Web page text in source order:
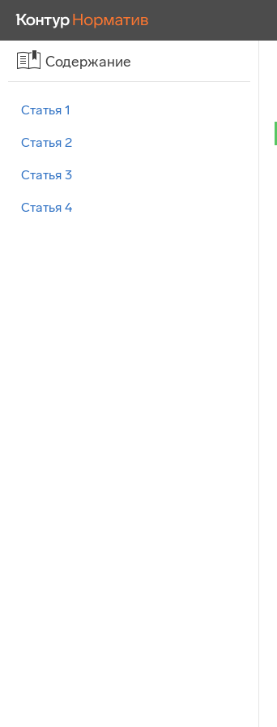
Содержание
Статья 1
Статья 2
Статья 3
Статья 4